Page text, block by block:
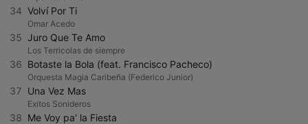
34 Volví Por Ti
Omar Acedo
35 Juro Que Te Amo
Los Terricolas de siempre
36 Botaste la Bola (feat. Francisco Pacheco)
Orquesta Magia Caribeña (Federico Junior)
37 Una Vez Mas
Exitos Sonideros
38 Me Voy pa' la Fiesta